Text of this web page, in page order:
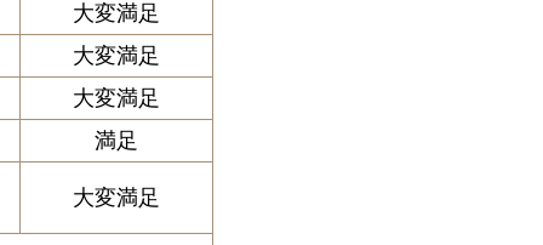
大変満足
大変満足
大変満足
満足
大変満足